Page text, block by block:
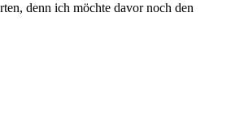
denn ich möchte davor noch den